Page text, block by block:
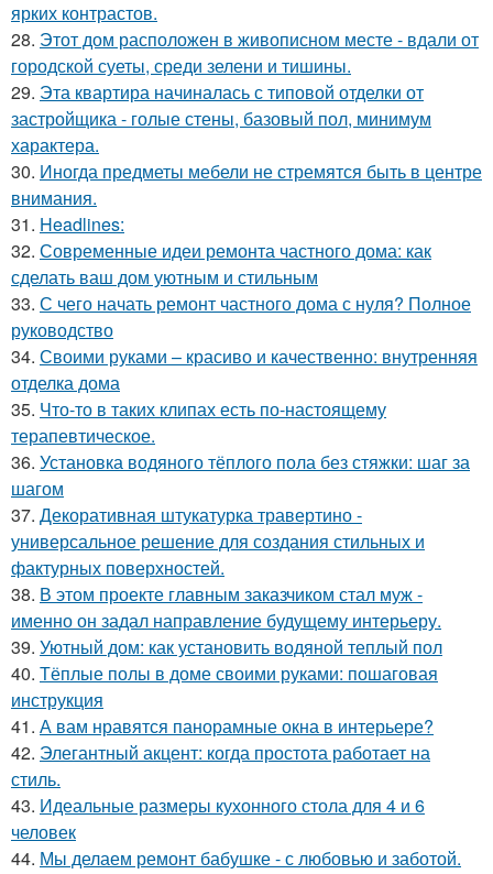
ярких контрастов.
28. Этот дом расположен в живописном месте - вдали от
городской суеты, среди зелени и тишины.
29. Эта квартира начиналась с типовой отделки от
застройщика - голые стены, базовый пол, минимум
характера.
30. Иногда предметы мебели не стремятся быть в центре
внимания.
31. Headlines:
32. Современные идеи ремонта частного дома: как
сделать ваш дом уютным и стильным
33. С чего начать ремонт частного дома с нуля? Полное
руководство
34. Своими руками – красиво и качественно: внутренняя
отделка дома
35. Что-то в таких клипах есть по-настоящему
терапевтическое.
36. Установка водяного тёплого пола без стяжки: шаг за
шагом
37. Декоративная штукатурка травертино -
универсальное решение для создания стильных и
фактурных поверхностей.
38. В этом проекте главным заказчиком стал муж -
именно он задал направление будущему интерьеру.
39. Уютный дом: как установить водяной теплый пол
40. Тёплые полы в доме своими руками: пошаговая
инструкция
41. А вам нравятся панорамные окна в интерьере?
42. Элегантный акцент: когда простота работает на
стиль.
43. Идеальные размеры кухонного стола для 4 и 6
человек
44. Мы делаем ремонт бабушке - с любовью и заботой.